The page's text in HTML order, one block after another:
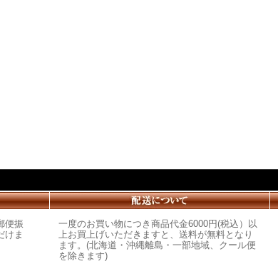
便振
けま
一度のお買い物につき商品代金6000円(税込）以
上お買上げいただきますと、送料が無料となり
ます。(北海道・沖縄離島・一部地域、クール便
を除きます)